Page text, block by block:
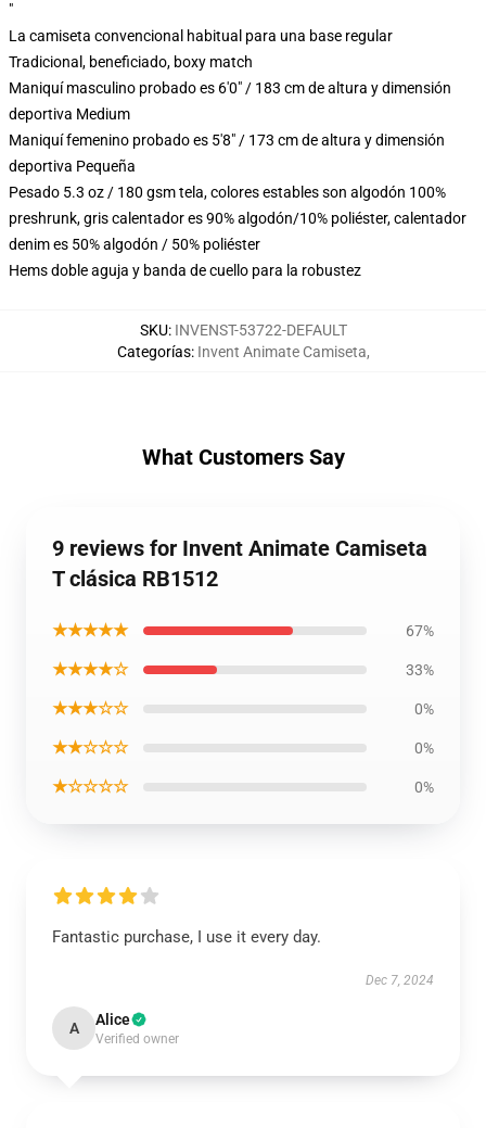
"
La camiseta convencional habitual para una base regular
Tradicional, beneficiado, boxy match
Maniquí masculino probado es 6'0" / 183 cm de altura y dimensión
deportiva Medium
Maniquí femenino probado es 5'8" / 173 cm de altura y dimensión
deportiva Pequeña
Pesado 5.3 oz / 180 gsm tela, colores estables son algodón 100%
preshrunk, gris calentador es 90% algodón/10% poliéster, calentador
denim es 50% algodón / 50% poliéster
Hems doble aguja y banda de cuello para la robustez
SKU: INVENST-53722-DEFAULT
Categorías: Invent Animate Camiseta,
What Customers Say
9 reviews for Invent Animate Camiseta
T clásica RB1512
★★★★★ 67%
★★★★☆ 33%
★★★☆☆ 0%
★★☆☆☆ 0%
★☆☆☆☆ 0%
Fantastic purchase, I use it every day.
Dec 7, 2024
A Alice
Verified owner